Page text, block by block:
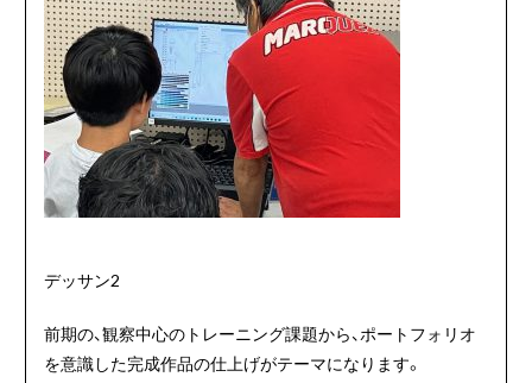
デッサン2
前期の、観察中心のトレーニング課題から、ポートフォリオ
を意識した完成作品の仕上げがテーマになります。